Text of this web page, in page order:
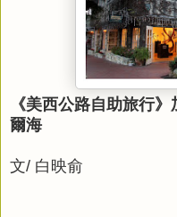
《美西公路自助旅行
爾海
文/ 白映俞